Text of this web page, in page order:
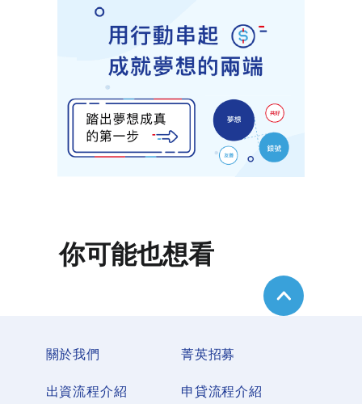
你可能也想看
關於我們 菁英招募
出資流程介紹 申貸流程介紹